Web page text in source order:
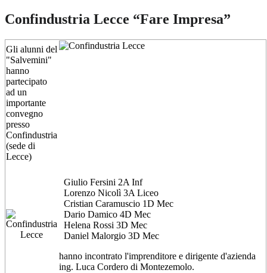
Confindustria Lecce “Fare Impresa”
Gli alunni del
"Salvemini"
hanno
partecipato
ad un
importante
convegno
presso
Confindustria
(sede di
Lecce)
Giulio Fersini 2A Inf
Lorenzo Nicolì 3A Liceo
Cristian Caramuscio 1D Mec
Dario Damico 4D Mec
Helena Rossi 3D Mec
Daniel Malorgio 3D Mec
hanno incontrato l'imprenditore e dirigente d'azienda
ing. Luca Cordero di Montezemolo.